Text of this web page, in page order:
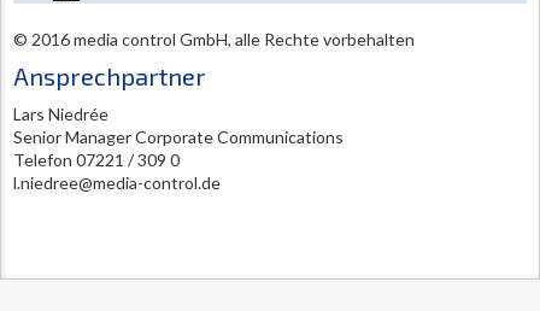
© 2016 media control GmbH, alle Rechte vorbehalten
Ansprechpartner
Lars Niedrée
Senior Manager Corporate Communications
Telefon 07221 / 309 0
l.niedree@media-control.de